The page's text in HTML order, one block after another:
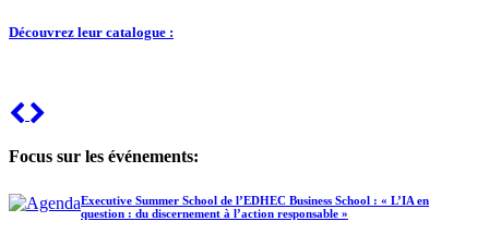
Découvrez leur catalogue :
Previous
Focus sur les événements:
Executive Summer School de l’EDHEC Business School : « L’IA en
question : du discernement à l’action responsable »